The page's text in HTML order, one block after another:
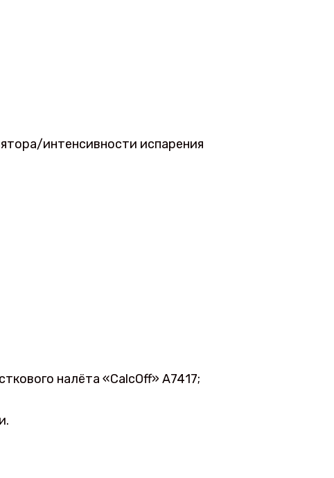
интенсивности испарения
налёта «CalcOff» A7417;